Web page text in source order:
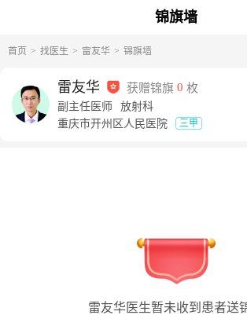
锦旗墙
首页 找医生 雷友华 锦旗墙
雷友华 获赠锦旗 0 枚
副主任医师
放射科
重庆市开州区人民医院
三甲
雷友华医生暂未收到患者送